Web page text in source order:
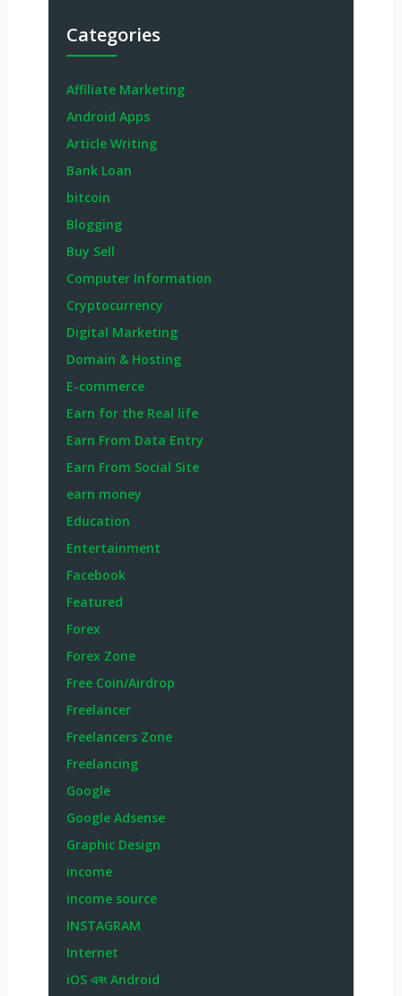
Categories
Affiliate Marketing
Android Apps
Article Writing
Bank Loan
bitcoin
Blogging
Buy Sell
Computer Information
Cryptocurrency
Digital Marketing
Domain & Hosting
E-commerce
Earn for the Real life
Earn From Data Entry
Earn From Social Site
earn money
Education
Entertainment
Facebook
Featured
Forex
Forex Zone
Free Coin/Airdrop
Freelancer
Freelancers Zone
Freelancing
Google
Google Adsense
Graphic Design
income
income source
INSTAGRAM
Internet
iOS এবং Android